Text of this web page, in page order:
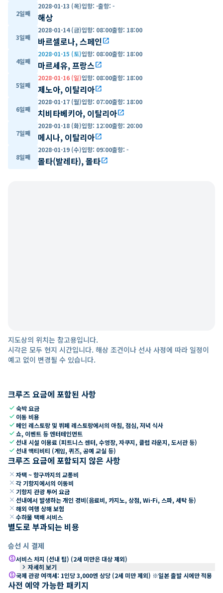
2일째
2028-01-13 (목)입항: -출항: -
해상
3일째
2028-01-14 (금)입항: 08:00출항: 18:00
바르셀로나, 스페인open_in_new
4일째
2028-01-15 (토)입항: 08:00출항: 18:00
마르세유, 프랑스open_in_new
5일째
2028-01-16 (일)입항: 08:00출항: 18:00
제노아, 이탈리아open_in_new
6일째
2028-01-17 (월)입항: 07:00출항: 18:00
치비타베키아, 이탈리아open_in_new
7일째
2028-01-18 (화)입항: 12:00출항: 20:00
메시나, 이탈리아open_in_new
8일째
2028-01-19 (수)입항: 09:00출항: -
몰타(발레타), 몰타open_in_new
지도상의 위치는 참고용입니다.
시각은 모두 현지 시간입니다. 해상 조건이나 선사 사정에 따라 일정이
예고 없이 변경될 수 있습니다.
크루즈 요금에 포함된 사항
check숙박 요금
check 이동 비용
check 메인 레스토랑 및 뷔페 레스토랑에서의 아침, 점심, 저녁 식사
check쇼, 이벤트 등 엔터테인먼트
check선내 시설 이용료 (피트니스 센터, 수영장, 자쿠지, 클럽 라운지, 도서관 등)
check선내 액티비티 (게임, 퀴즈, 공예 교실 등)
크루즈 요금에 포함되지 않은 사항
close 자택 ~ 항구까지의 교통비
close 각 기항지에서의 이동비
close 기항지 관광 투어 요금
close 선내에서 발생하는 개인 경비(음료비, 카지노, 상점, Wi-Fi, 스파, 세탁 등)
close 해외 여행 상해 보험
close 수하물 택배 서비스
별도로 부과되는 비용
승선 시 결제
paid서비스 차지 (선내 팁) (2세 미만은 대상 제외)
keyboard_arrow_right 자세히 보기
paid국제 관광 여객세: 1인당 3,000엔 상당 (2세 미만 제외) ※일본 출발 시에만 적용
사전 예약 가능한 패키지